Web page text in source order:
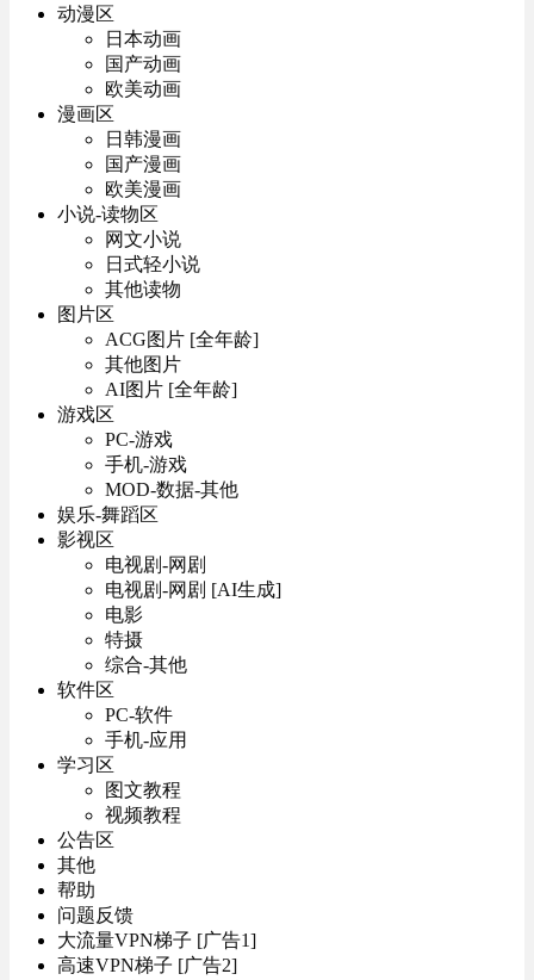
动漫区
日本动画
国产动画
欧美动画
漫画区
日韩漫画
国产漫画
欧美漫画
小说-读物区
网文小说
日式轻小说
其他读物
图片区
ACG图片 [全年龄]
其他图片
AI图片 [全年龄]
游戏区
PC-游戏
手机-游戏
MOD-数据-其他
娱乐-舞蹈区
影视区
电视剧-网剧
电视剧-网剧 [AI生成]
电影
特摄
综合-其他
软件区
PC-软件
手机-应用
学习区
图文教程
视频教程
公告区
其他
帮助
问题反馈
大流量VPN梯子 [广告1]
高速VPN梯子 [广告2]